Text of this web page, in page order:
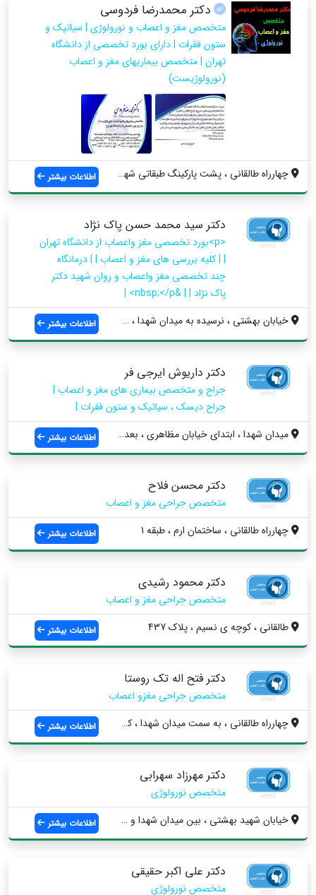
دکتر محمدرضا فردوسی
متخصص مغز و اعصاب و نورولوژی | سیاتیک و
ستون فقرات | دارای بورد تخصصی از دانشگاه
تهران | متخصص بیماریهای مغز و اعصاب
(نورولوژیست)
چهارراه طالقانی ، پشت پارکینگ طبقاتی شهر... اطلاعات بیشتر
دکتر سید محمد حسن پاک نژاد
<p>بورد تخصصی مغز واعصاب از دانشگاه تهران
| | کلیه بررسی های مغز و اعصاب | | درمانگاه
چند تخصصی مغز واعصاب و روان شهید دکتر
پاک نژاد | | &nbsp;</p> |
خیابان بهشتی ، نرسیده به میدان شهدا ، سا...
اطلاعات بیشتر
دکتر داریوش ایرجی فر
جراح و متخصص بیماری های مغز و اعصاب |
جراح دیسک ، سیاتیک و ستون فقرات |
میدان شهدا ، ابتدای خیابان مظاهری ، بعد ...
اطلاعات بیشتر
دکتر محسن فلاح
متخصص جراحی مغز و اعصاب
چهارراه طالقاني ، ساختمان ارم ، طبقه 1
اطلاعات بیشتر
دکتر محمود رشیدی
متخصص جراحی مغز و اعصاب
طالقانی ، کوچه ی نسیم ، پلاك 437
اطلاعات بیشتر
دکتر فتح اله تک روستا
متخصص جراحی مغزو اعصاب
چهارراه طالقانی ، به سمت میدان شهدا ، كن...
اطلاعات بیشتر
دکتر مهرزاد سهرابی
متخصص نورولوژی
خیابان شهید بهشتی ، بین میدان شهدا و چها...
اطلاعات بیشتر
دکتر علی اکبر حقیقی
متخصص نورولوژی